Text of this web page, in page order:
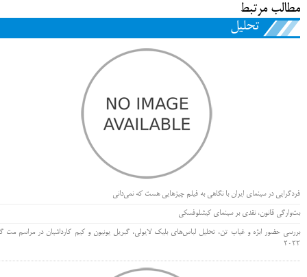
مطالب مرتبط
تحلیل
فردگرایی در سینمای ایران با نگاهی به فیلم چیزهایی هست که نمی‌دانی
بت‌وارگی قانون، نقدی بر سینمای کیشلوفسکی
بررسی حضور ابژه و غیاب تن، تحلیل لباس‌های بلیک لایولی، گبریل یونیون و کیم کارداشیان در مراسم مت
۲۰۲۲